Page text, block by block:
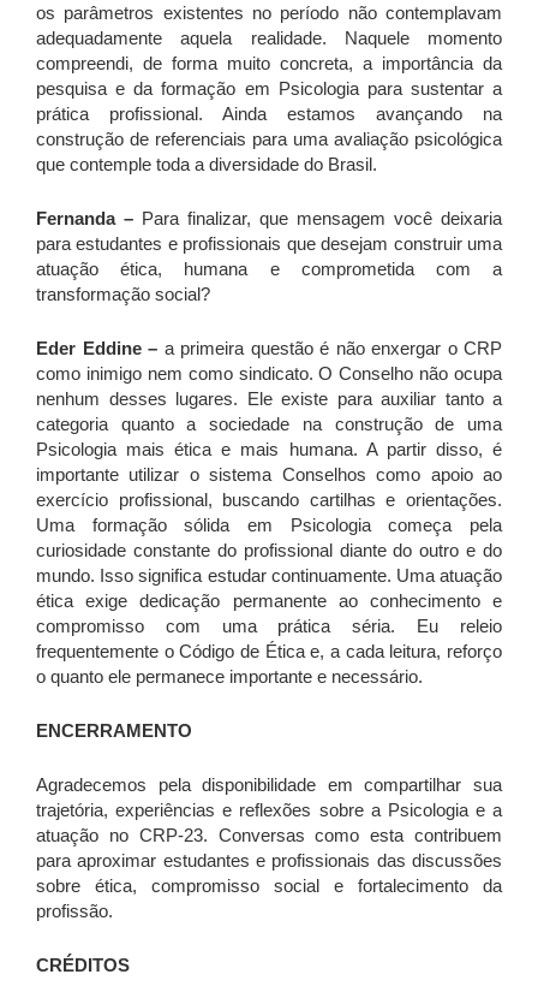
os parâmetros existentes no período não contemplavam
adequadamente aquela realidade. Naquele momento
compreendi, de forma muito concreta, a importância da
pesquisa e da formação em Psicologia para sustentar a
prática profissional. Ainda estamos avançando na
construção de referenciais para uma avaliação psicológica
que contemple toda a diversidade do Brasil.
Fernanda – Para finalizar, que mensagem você deixaria
para estudantes e profissionais que desejam construir uma
atuação ética, humana e comprometida com a
transformação social?
Eder Eddine – aprimeira questão é não enxergar o CRP
como inimigo nem como sindicato. O Conselho não ocupa
nenhum desses lugares. Ele existe para auxiliar tanto a
categoria quanto a sociedade na construção de uma
Psicologia mais ética e mais humana. A partir disso, é
importante utilizar o sistema Conselhos como apoio ao
exercício profissional, buscando cartilhas e orientações.
Uma formação sólida em Psicologia começa pela
curiosidade constante do profissional diante do outro e do
mundo. Isso significa estudar continuamente. Uma atuação
ética exige dedicação permanente ao conhecimento e
compromisso com uma prática séria. Eu releio
frequentemente o Código de Ética e, a cada leitura, reforço
o quanto ele permanece importante e necessário.
ENCERRAMENTO
Agradecemos pela disponibilidade em compartilhar sua
trajetória, experiências e reflexões sobre a Psicologia e a
atuação no CRP-23. Conversas como esta contribuem
para aproximar estudantes e profissionais das discussões
sobre ética, compromisso social e fortalecimento da
profissão.
CRÉDITOS